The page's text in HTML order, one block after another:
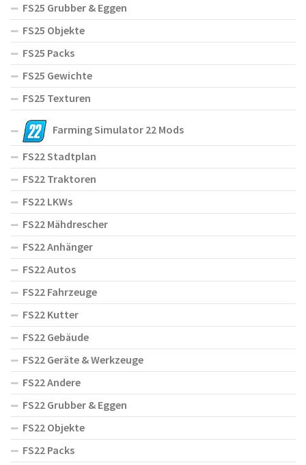
FS25 Grubber & Eggen
FS25 Objekte
FS25 Packs
FS25 Gewichte
FS25 Texturen
Farming Simulator 22 Mods
FS22 Stadtplan
FS22 Traktoren
FS22 LKWs
FS22 Mähdrescher
FS22 Anhänger
FS22 Autos
FS22 Fahrzeuge
FS22 Kutter
FS22 Gebäude
FS22 Geräte & Werkzeuge
FS22 Andere
FS22 Grubber & Eggen
FS22 Objekte
FS22 Packs